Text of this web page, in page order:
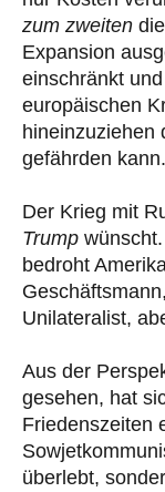
zum zweiten
Expansion
einschränkt
europäischen
hineinzuziehen
gefährden kann.
Der Krieg mit
Trump
bedroht
Unilateralist,
Aus der
gesehen, hat
Friedenszeiten
überlebt,